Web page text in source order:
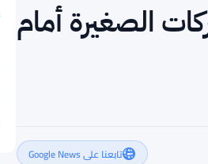
الصغيرة أمام
تابعنا على Google News